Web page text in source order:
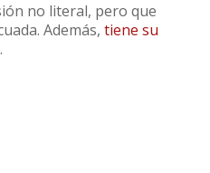
no literal, pero que
Además, tiene su
.